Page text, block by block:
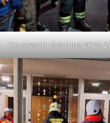
Feuerwehr Schruns 2025